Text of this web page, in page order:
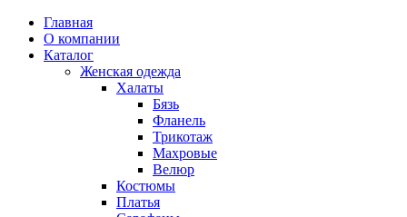
Главная
О компании
Каталог
Женская одежда
Халаты
Бязь
Фланель
Трикотаж
Махровые
Велюр
Костюмы
Платья